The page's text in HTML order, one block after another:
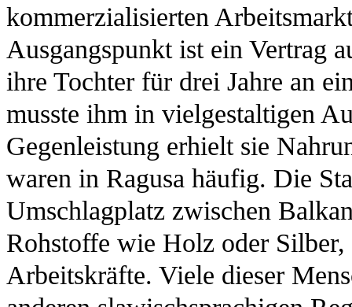
kommerzialisierten
Ausgangspunkt ist ein Vertrag
ihre Tochter für drei Jahre an
musste ihm in vielgestaltigen
Gegenleistung erhielt sie
waren in Ragusa häufig. Die
Umschlagplatz zwischen
Rohstoffe wie Holz oder
Arbeitskräfte. Viele dieser